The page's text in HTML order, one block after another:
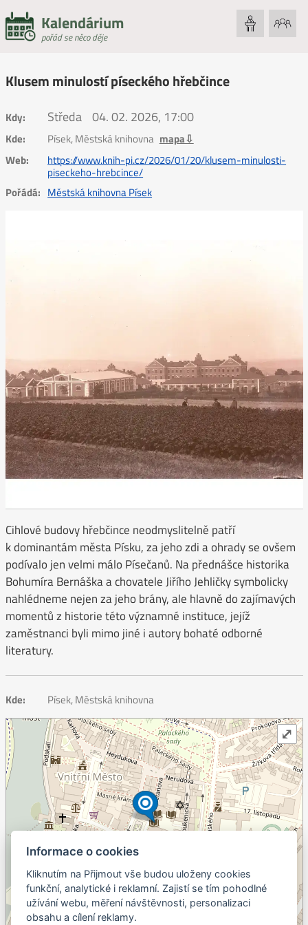
Kalendárium
pořád se něco děje
Klusem minulostí píseckého hřebčince
Kdy: Středa 04. 02. 2026, 17:00
Kde: Písek, Městská knihovna mapa⇩
Web:
https://www.knih-pi.cz/2026/01/20/klusem-minulosti-
piseckeho-hrebcince/
Pořádá: Městská knihovna Písek
Cihlové budovy hřebčince neodmyslitelně patří
k dominantám města Písku, za jeho zdi a ohrady se ovšem
podívalo jen velmi málo Písečanů. Na přednášce historika
Bohumíra Bernáška a chovatele Jiřího Jehličky symbolicky
nahlédneme nejen za jeho brány, ale hlavně do zajímavých
momentů z historie této významné instituce, jejíž
zaměstnanci byli mimo jiné i autory bohaté odborné
literatury.
Kde: Písek, Městská knihovna
©OpenStreetMapcontributors.
⤢
Informace o cookies
Kliknutím na Přijmout vše budou uloženy cookies
funkční, analytické i reklamní. Zajistí se tím pohodlné
užívání webu, měření návštěvnosti, personalizaci
obsahu a cílení reklamy.